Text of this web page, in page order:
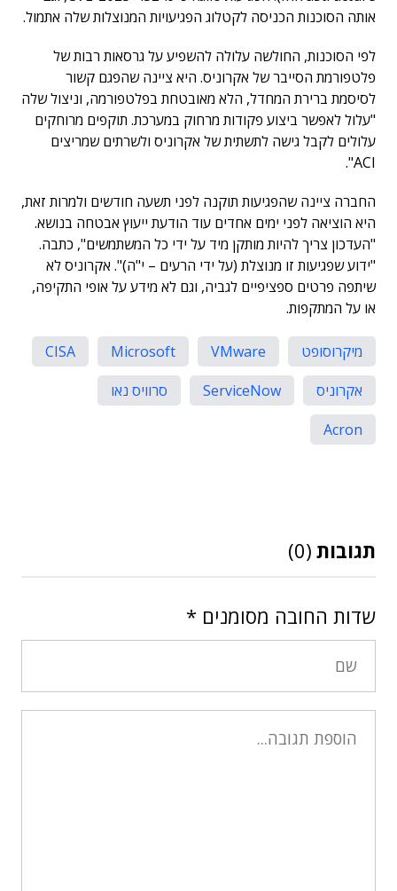
אותה הסוכנות הכניסה לקטלוג הפגיעויות המנוצלות שלה אתמול.
לפי הסוכנות, החולשה עלולה להשפיע על גרסאות רבות של
פלטפורמת הסייבר של אקרוניס. היא ציינה שהפגם קשור
לסיסמת ברירת המחדל, הלא מאובטחת בפלטפורמה, וניצול שלה
"עלול לאפשר ביצוע פקודות מרחוק במערכת. תוקפים מרוחקים
עלולים לקבל גישה לתשתית של אקרוניס ולשרתים שמריצים
ACI".
החברה ציינה שהפגיעות תוקנה לפני תשעה חודשים ולמרות זאת,
היא הוציאה לפני ימים אחדים עוד הודעת ייעוץ אבטחה בנושא.
"העדכון צריך להיות מותקן מיד על ידי כל המשתמשים", כתבה.
"ידוע שפגיעות זו מנוצלת (על ידי הרעים – י"ה)". אקרוניס לא
שיתפה פרטים ספציפיים לגביה, וגם לא מידע על אופי התקיפה,
או על המתקפות.
מיקרוסופט VMware
Microsoft
CISA
אקרוניס
ServiceNow
סרוויס נאו
Acron
תגובות (0)
שדות החובה מסומנים *